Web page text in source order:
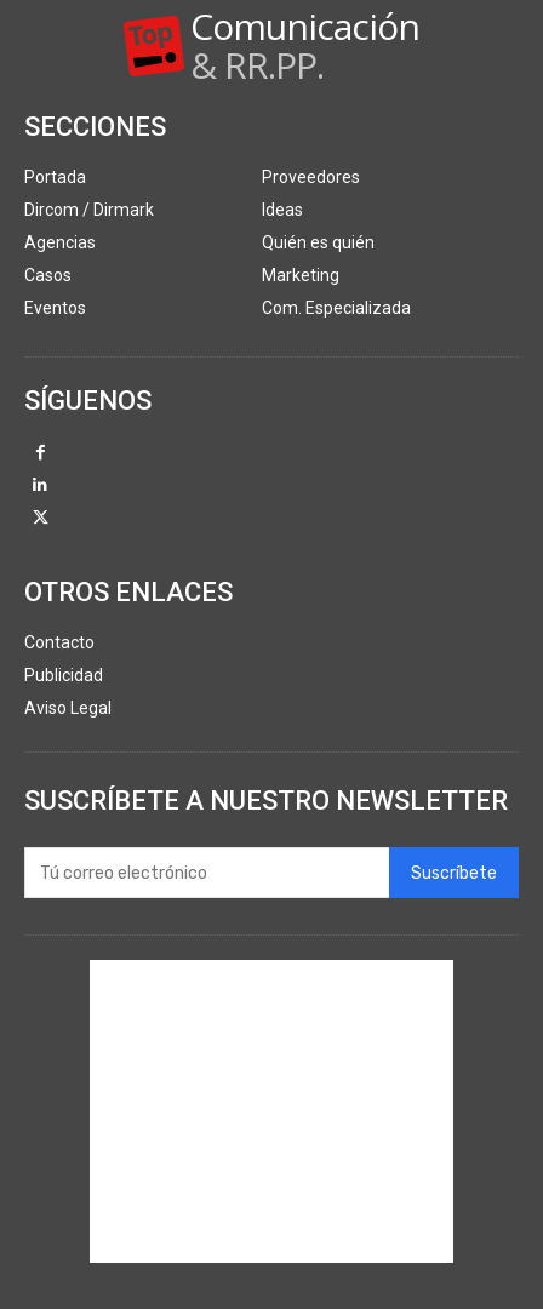
Comunicación
& RR.PP.
SECCIONES
Portada
Dircom / Dirmark
Agencias
Casos
Eventos
Proveedores
Ideas
Quién es quién
Marketing
Com. Especializada
SÍGUENOS
OTROS ENLACES
Contacto
Publicidad
Aviso Legal
SUSCRÍBETE A NUESTRO NEWSLETTER
Suscríbete